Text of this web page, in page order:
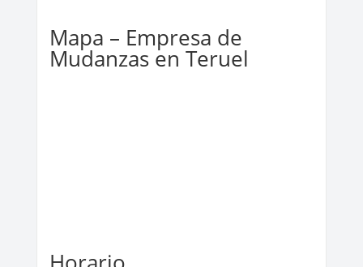
Mapa – Empresa de
Mudanzas en Teruel